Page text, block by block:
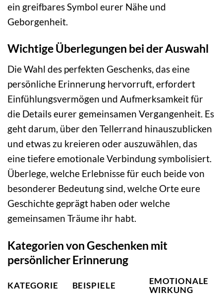
ein greifbares Symbol eurer Nähe und
Geborgenheit.
Wichtige Überlegungen bei der Auswahl
Die Wahl des perfekten Geschenks, das eine
persönliche Erinnerung hervorruft, erfordert
Einfühlungsvermögen und Aufmerksamkeit für
die Details eurer gemeinsamen Vergangenheit. Es
geht darum, über den Tellerrand hinauszublicken
und etwas zu kreieren oder auszuwählen, das
eine tiefere emotionale Verbindung symbolisiert.
Überlege, welche Erlebnisse für euch beide von
besonderer Bedeutung sind, welche Orte eure
Geschichte geprägt haben oder welche
gemeinsamen Träume ihr habt.
Kategorien von Geschenken mit
persönlicher Erinnerung
KATEGORIE BEISPIELE
EMOTIONALE
WIRKUNG